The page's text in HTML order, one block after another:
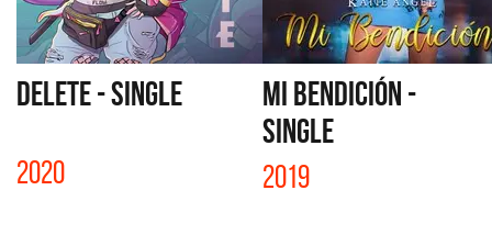
DELETE - SINGLE
2020
MI BENDICIÓN -
SINGLE
2019